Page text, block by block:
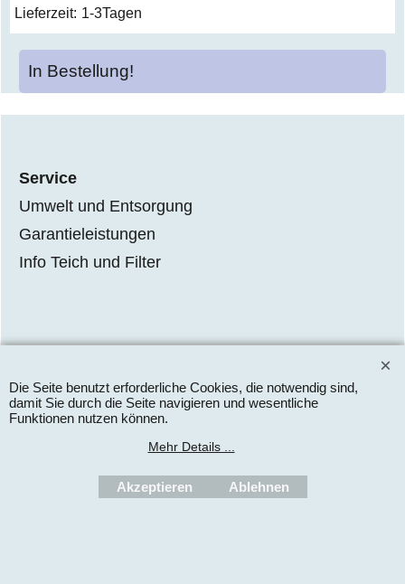
Lieferzeit: 1-3Tagen
In Bestellung!
Service
Umwelt und Entsorgung
Garantieleistungen
Info Teich und Filter
Die Seite benutzt erforderliche Cookies, die notwendig sind,
damit Sie durch die Seite navigieren und wesentliche
Funktionen nutzen können.
Mehr Details ...
Akzeptieren Ablehnen